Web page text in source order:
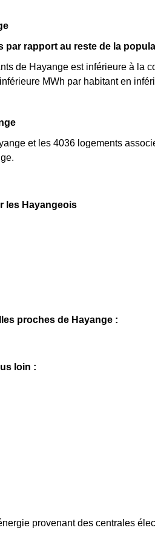
par rapport au reste de la
de Hayange est inférieure à la
MWh par habitant en
et les 4036 logements
les Hayangeois
proches de Hayange :
loin :
provenant des centrales